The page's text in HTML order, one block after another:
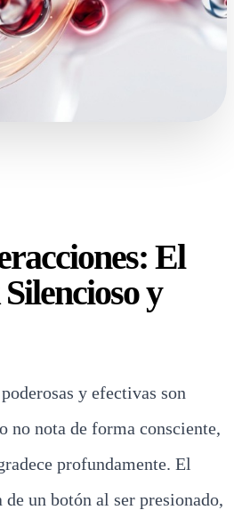
El
y
y efectivas son
no nota de forma consciente,
profundamente. El
un botón al ser presionado,